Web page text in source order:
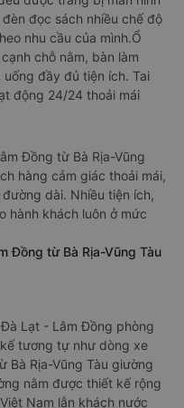
đọc sách nhiều chế độ
nhu cầu của mình.Ổ
chỗ nằm, bàn làm
đầy đủ tiện ích. Tai
động 24/24 thoải mái
Đồng từ Bà Rịa-Vũng
hàng cảm giác thoải mái,
dài. Nhiều tiện ích,
hành khách luôn ở mức
Đồng từ Bà Rịa-Vũng Tàu
Lạt - Lâm Đồng phòng
tương tự như dòng xe
Bà Rịa-Vũng Tàu giường
nằm được thiết kế rộng
Nam lẫn khách nước